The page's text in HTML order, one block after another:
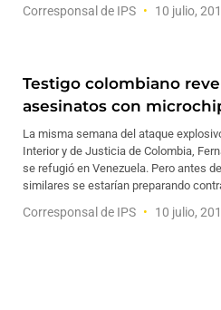
Corresponsal de IPS 10 julio,
Testigo colombiano
asesinatos con
La misma semana del ataque
Interior y de Justicia de Colombia,
se refugió en Venezuela. Pero antes
similares se estarían preparando
Corresponsal de IPS 10 julio,